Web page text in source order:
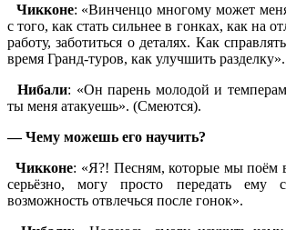
Чикконе: «Винченцо многому может
с того, как стать сильнее в гонках, как на
работу, заботиться о деталях. Как
время Гранд-туров, как улучшить разделку».
Нибали: «Он парень молодой и
ты меня атакуешь». (Смеются).
— Чему можешь его научить?
Чикконе: «Я?! Песням, которые мы поём
серьёзно, могу просто передать ему
возможность отвлечься после гонок».